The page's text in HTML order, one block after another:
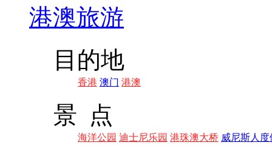
港澳旅游
目的地
香港 澳门 港澳
景 点
海洋公园 迪士尼乐园 港珠澳大桥 威尼斯人度